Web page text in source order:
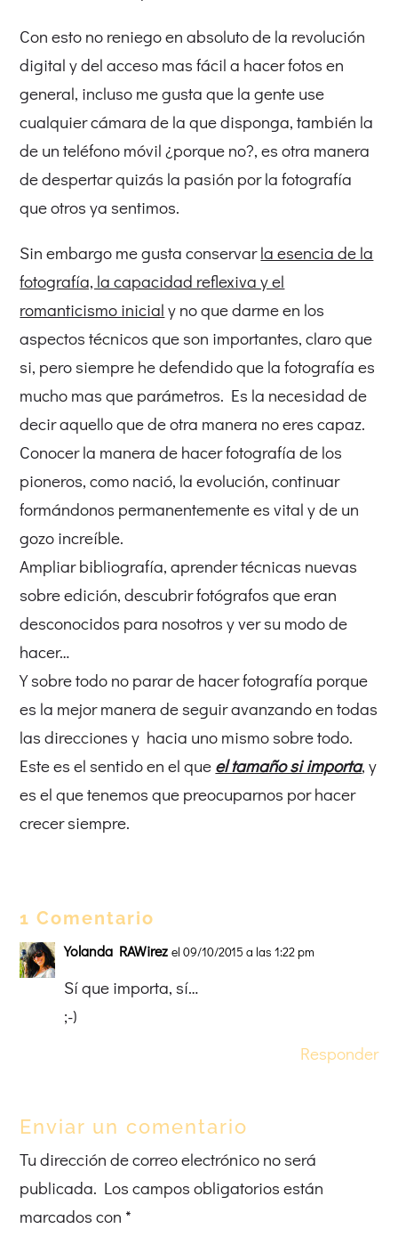
Con esto no reniego en absoluto de la revolución
digital y del acceso mas fácil a hacer fotos en
general, incluso me gusta que la gente use
cualquier cámara de la que disponga, también la
de un teléfono móvil ¿porque no?, es otra manera
de despertar quizás la pasión por la fotografía
que otros ya sentimos.
Sin embargo me gusta conservarla esencia de la
fotografía, la capacidad reflexiva y el
romanticismo inicial y no que darme en los
aspectos técnicos que son importantes, claro que
si, pero siempre he defendido que la fotografía es
mucho mas que parámetros. Es la necesidad de
decir aquello que de otra manera no eres capaz.
Conocer la manera de hacer fotografía de los
pioneros, como nació, la evolución, continuar
formándonos permanentemente es vital y de un
gozo increíble.
Ampliar bibliografía, aprender técnicas nuevas
sobre edición, descubrir fotógrafos que eran
desconocidos para nosotros y ver su modo de
hacer…
Y sobre todo no parar de hacer fotografía porque
es la mejor manera de seguir avanzando en todas
las direcciones y hacia uno mismo sobre todo.
Este es el sentido en el que el tamaño si importa, y
es el que tenemos que preocuparnos por hacer
crecer siempre.
1 Comentario
Yolanda RAWirez el 09/10/2015 a las 1:22 pm
Sí que importa, sí…
;-)
Responder
Enviar un comentario
Tu dirección de correo electrónico no será
publicada. Los campos obligatorios están
marcados con *